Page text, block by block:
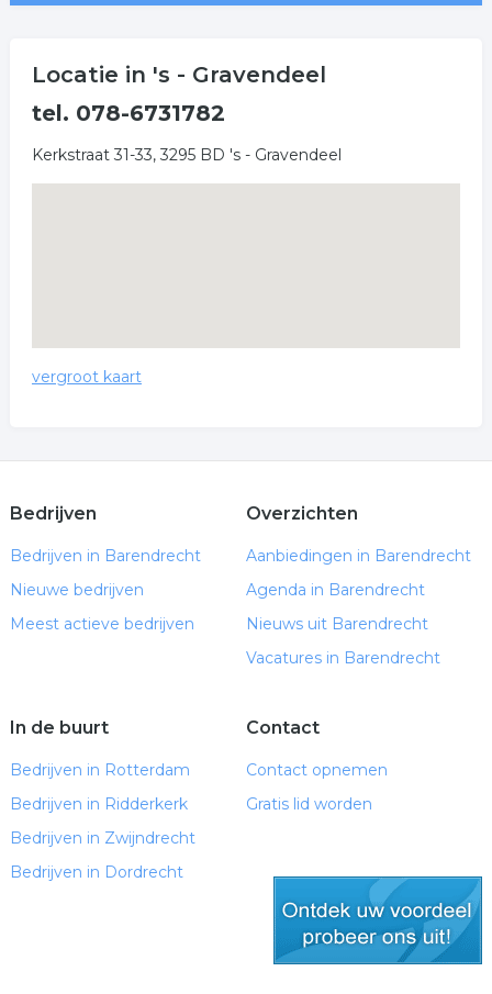
Locatie in 's - Gravendeel
tel. 078-6731782
Kerkstraat 31-33, 3295 BD 's - Gravendeel
vergroot kaart
Bedrijven
Bedrijven in Barendrecht
Nieuwe bedrijven
Meest actieve bedrijven
Overzichten
Aanbiedingen in Barendrecht
Agenda in Barendrecht
Nieuws uit Barendrecht
Vacatures in Barendrecht
In de buurt
Bedrijven in Rotterdam
Bedrijven in Ridderkerk
Bedrijven in Zwijndrecht
Bedrijven in Dordrecht
Contact
Contact opnemen
Gratis lid worden